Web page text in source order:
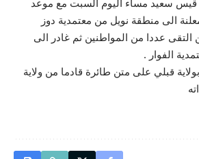
سعيد مساء اليوم السبت مع موعد
الى منطقة نويل من معتمدية دوز
التقى عددا من المواطنين ثم غادر الى
الفوار .
قبلي على متن طائرة قادما من ولاية